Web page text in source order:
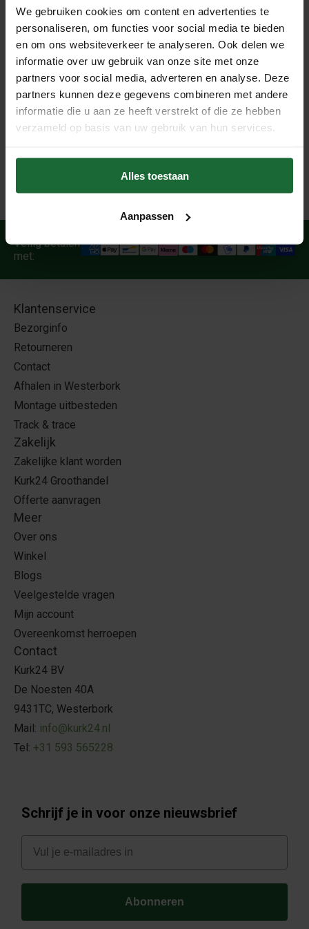
We gebruiken cookies om content en advertenties te
personaliseren, om functies voor social media te bieden
en om ons websiteverkeer te analyseren. Ook delen we
informatie over uw gebruik van onze site met onze
partners voor social media, adverteren en analyse. Deze
partners kunnen deze gegevens combineren met andere
informatie die u aan ze heeft verstrekt of die ze hebben
verzameld op basis van uw gebruik van hun services.
Alles toestaan
Aanpassen
Gezien de diverse vakken in de portemonnee is deze erg
functioneel, de portemonnee bied ruime voor pasjes,
munten, sleutels, mobiele telefoon etc.
De buitenkant is gemaakt van kurkstof en de binnenkant is
van zacht textiel.
Een mooie en functionele portemonnee, geschikt voor
veelvuldig gebruik!
Veilig betalen
met:
Klantenservice
Bezorginfo
Retourneren
Contact
Afhalen in Westerbork
Montage uitbesteden
Track & trace
Zakelijk
Zakelijke klant worden
Kurk24 Groothandel
Offerte aanvragen
Meer
Over ons
Winkel
Blogs
Veelgestelde vragen
Mijn account
Overeenkomst herroepen
Contact
Kurk24 BV
De Noesten 40A
9431TC, Westerbork
Mail: info@kurk24.nl
Tel: +31 593 565228
Schrijf je in voor onze nieuwsbrief
E-mail
Abonneren